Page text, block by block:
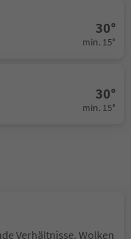
30°
min. 15°
30°
min. 15°
Verhältnisse. Wolken